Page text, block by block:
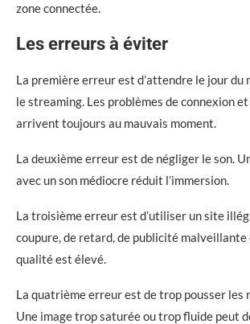
zone connectée.
Les erreurs à éviter
La première erreur est d’attendre le jour
le streaming. Les problèmes de connexion
arrivent toujours au mauvais moment.
La deuxième erreur est de négliger le son.
avec un son médiocre réduit l’immersion.
La troisième erreur est d’utiliser un site
coupure, de retard, de publicité malveillante
qualité est élevé.
La quatrième erreur est de trop pousser les
Une image trop saturée ou trop fluide peut